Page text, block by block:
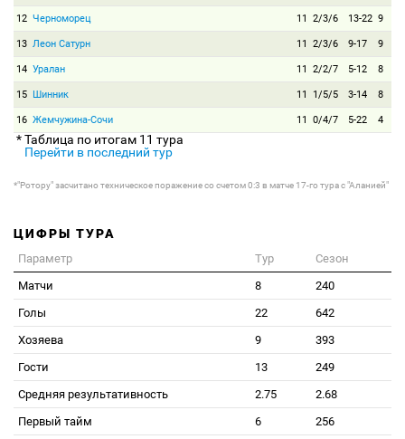
12 Черноморец 11 2/3/6 13-22 9
13 Леон Сатурн 11 2/3/6 9-17 9
14 Уралан 11 2/2/7 5-12 8
15 Шинник 11 1/5/5 3-14 8
16 Жемчужина-Сочи 11 0/4/7 5-22 4
* Таблица по итогам 11 тура
Перейти в последний тур
*"Ротору" засчитано техническое поражение со счетом 0:3 в матче 17-го тура с "Аланией"
ЦИФРЫ ТУРА
Параметр Тур
Сезон
Матчи
8
240
Голы
22
642
Хозяева
9
393
Гости
13
249
Средняя результативность
2.75
2.68
Первый тайм
6
256